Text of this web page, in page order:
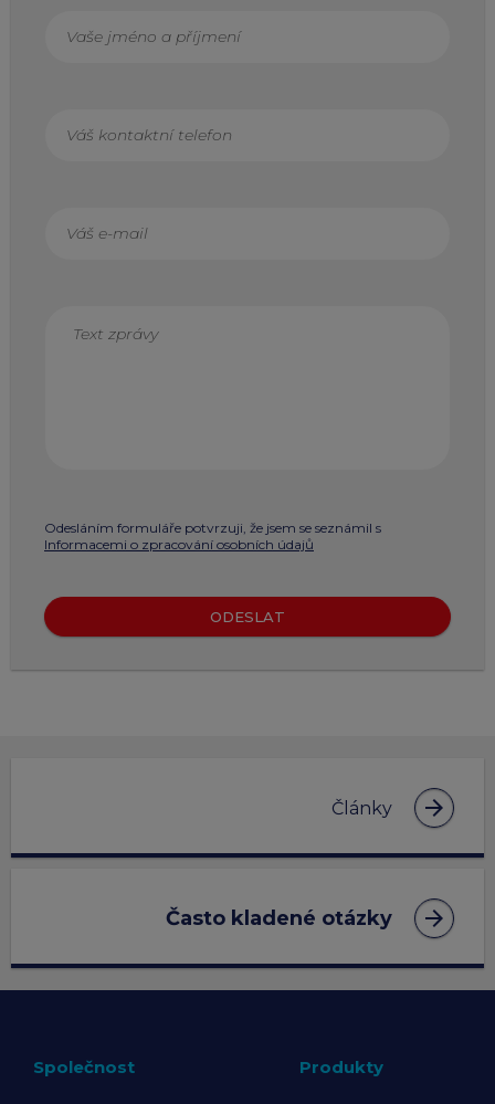
Odesláním formuláře potvrzuji, že jsem se seznámil s
Informacemi o zpracování osobních údajů
ODESLAT
Články arrow_forward
Často kladené otázky arrow_forward
Společnost Produkty